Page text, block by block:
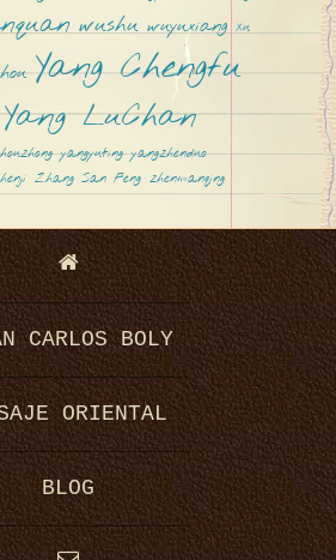
u
Z
h
wushu wuyuxiang Xu
Yang Chengfu
Yang LuChan
yangyuting yangzhenduo
Zhang San Feng zhenmanqing
CARLOS BOLY
ORIENTAL
BLOG